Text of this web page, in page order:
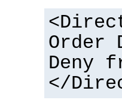
Order
Deny
</